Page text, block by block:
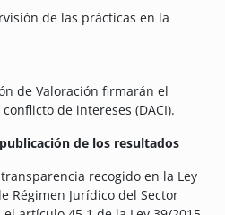
de las prácticas en la
de Valoración firmarán el
de intereses (DACI).
de los resultados
recogido en la Ley
Régimen Jurídico del Sector